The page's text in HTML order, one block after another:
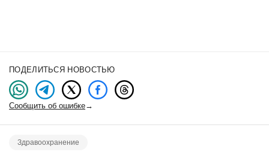
ПОДЕЛИТЬСЯ НОВОСТЬЮ
Сообщить об ошибке→
Здравоохранение